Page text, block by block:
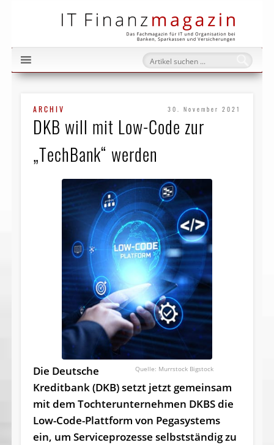
ARCHIV 30. November 2021
DKB will mit Low-Code zur
„TechBank“ werden
Murrstock Bigstock
Die Deutsche
Kreditbank (DKB) setzt jetzt gemeinsam
mit dem Tochterunternehmen DKBS die
Low-Code-Plattform von Pegasystems
ein, um Serviceprozesse selbstständig zu